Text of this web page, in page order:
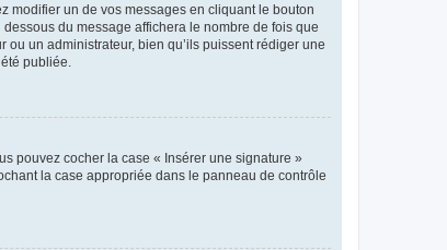
modifier un de vos messages en cliquant le bouton
du message affichera le nombre de fois que
ou un administrateur, bien qu’ils puissent rédiger une
publiée.
pouvez cocher la case « Insérer une signature »
la case appropriée dans le panneau de contrôle